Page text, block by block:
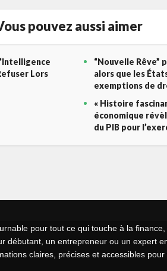
pouvez aussi aimer
Lors
“Nouvelle Rêve”
alors que les
exemptions de
« Histoire
économique
du PIB pour
pour tout ce qui touche à la finance,
débutant, un entrepreneur ou un expert
claires, précises et accessibles